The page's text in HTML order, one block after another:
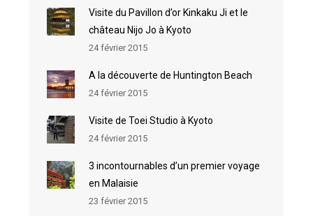
Visite du Pavillon d’or Kinkaku Ji et le
château Nijo Jo à Kyoto
24 février 2015
A la découverte de Huntington Beach
24 février 2015
Visite de Toei Studio à Kyoto
24 février 2015
3 incontournables d’un premier voyage
en Malaisie
23 février 2015